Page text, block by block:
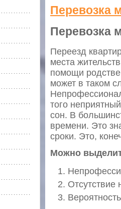
Перевозка
Перевозка
Переезд
места
помощи
может в таком
того
сон. В
времени. Это
сроки. Это,
Можно
Отсутствие